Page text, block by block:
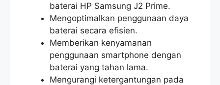
baterai HP Samsung J2 Prime.
Mengoptimalkan penggunaan daya
baterai secara efisien.
Memberikan kenyamanan
penggunaan smartphone dengan
baterai yang tahan lama.
Mengurangi ketergantungan pada